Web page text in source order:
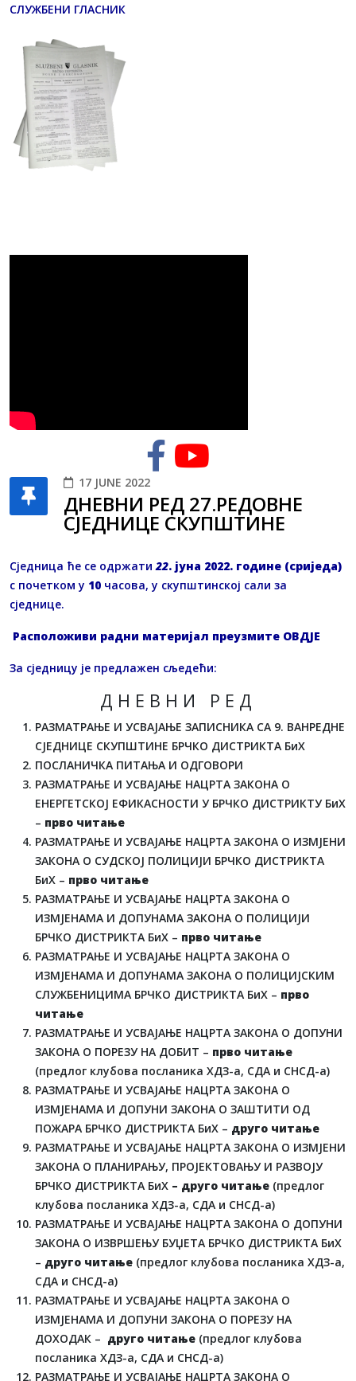
СЛУЖБЕНИ ГЛАСНИК
17 JUNE 2022
ДНЕВНИ РЕД 27.РЕДОВНЕ
СЈЕДНИЦЕ СКУПШТИНЕ
Сједница ће се одржати22. јуна 2022. године (сриједа)
с почетком у 10 часова, у скупштинској сали за
сједнице.
Расположиви радни материјал преузмите OВДЈЕ
За сједницу је предлажен сљедећи:
Д Н Е В Н И Р Е Д
РАЗМАТРАЊЕ И УСВАЈАЊЕ ЗАПИСНИКА СА 9. ВАНРЕДНЕ
СЈЕДНИЦЕ СКУПШТИНЕ БРЧКО ДИСТРИКТА БиХ
ПОСЛАНИЧКА ПИТАЊА И ОДГОВОРИ
РАЗМАТРАЊЕ И УСВАЈАЊЕ НАЦРТА ЗАКОНА О
ЕНЕРГЕТСКОЈ ЕФИКАСНОСТИ У БРЧКО ДИСТРИКТУ БиХ
– прво читање
РАЗМАТРАЊЕ И УСВАЈАЊЕ НАЦРТА ЗАКОНА О ИЗМЈЕНИ
ЗАКОНА О СУДСКОЈ ПОЛИЦИЈИ БРЧКО ДИСТРИКТА
БиХ – прво читање
РАЗМАТРАЊЕ И УСВАЈАЊЕ НАЦРТА ЗАКОНА О
ИЗМЈЕНАМА И ДОПУНАМА ЗАКОНА О ПОЛИЦИЈИ
БРЧКО ДИСТРИКТА БиХ – прво читање
РАЗМАТРАЊЕ И УСВАЈАЊЕ НАЦРТА ЗАКОНА О
ИЗМЈЕНАМА И ДОПУНАМА ЗАКОНА О ПОЛИЦИЈСКИМ
СЛУЖБЕНИЦИМА БРЧКО ДИСТРИКТА БиХ – прво
читање
РАЗМАТРАЊЕ И УСВАЈАЊЕ НАЦРТА ЗАКОНА О ДОПУНИ
ЗАКОНА О ПОРЕЗУ НА ДОБИТ – прво читање
(предлог клубова посланика ХДЗ-а, СДА и СНСД-а)
РАЗМАТРАЊЕ И УСВАЈАЊЕ НАЦРТА ЗАКОНА О
ИЗМЈЕНАМА И ДОПУНИ ЗАКОНА О ЗАШТИТИ ОД
ПОЖАРА БРЧКО ДИСТРИКТА БиХ – друго читање
РАЗМАТРАЊЕ И УСВАЈАЊЕ НАЦРТА ЗАКОНА О ИЗМЈЕНИ
ЗАКОНА О ПЛАНИРАЊУ, ПРОЈЕКТОВАЊУ И РАЗВОЈУ
БРЧКО ДИСТРИКТА БиХ – друго читање (предлог
клубова посланика ХДЗ-а, СДА и СНСД-а)
РАЗМАТРАЊЕ И УСВАЈАЊЕ НАЦРТА ЗАКОНА О ДОПУНИ
ЗАКОНА О ИЗВРШЕЊУ БУЏЕТА БРЧКО ДИСТРИКТА БиХ
– друго читање (предлог клубова посланика ХДЗ-а,
СДА и СНСД-а)
РАЗМАТРАЊЕ И УСВАЈАЊЕ НАЦРТА ЗАКОНА О
ИЗМЈЕНАМА И ДОПУНИ ЗАКОНА О ПОРЕЗУ НА
ДОХОДАК – друго читање (предлог клубова
посланика ХДЗ-а, СДА и СНСД-а)
РАЗМАТРАЊЕ И УСВАЈАЊЕ НАЦРТА ЗАКОНА О